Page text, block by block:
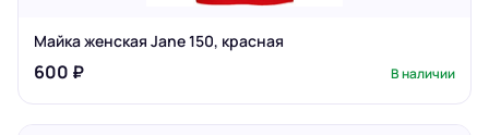
Майка женская Jane 150, красная
600 ₽ В наличии